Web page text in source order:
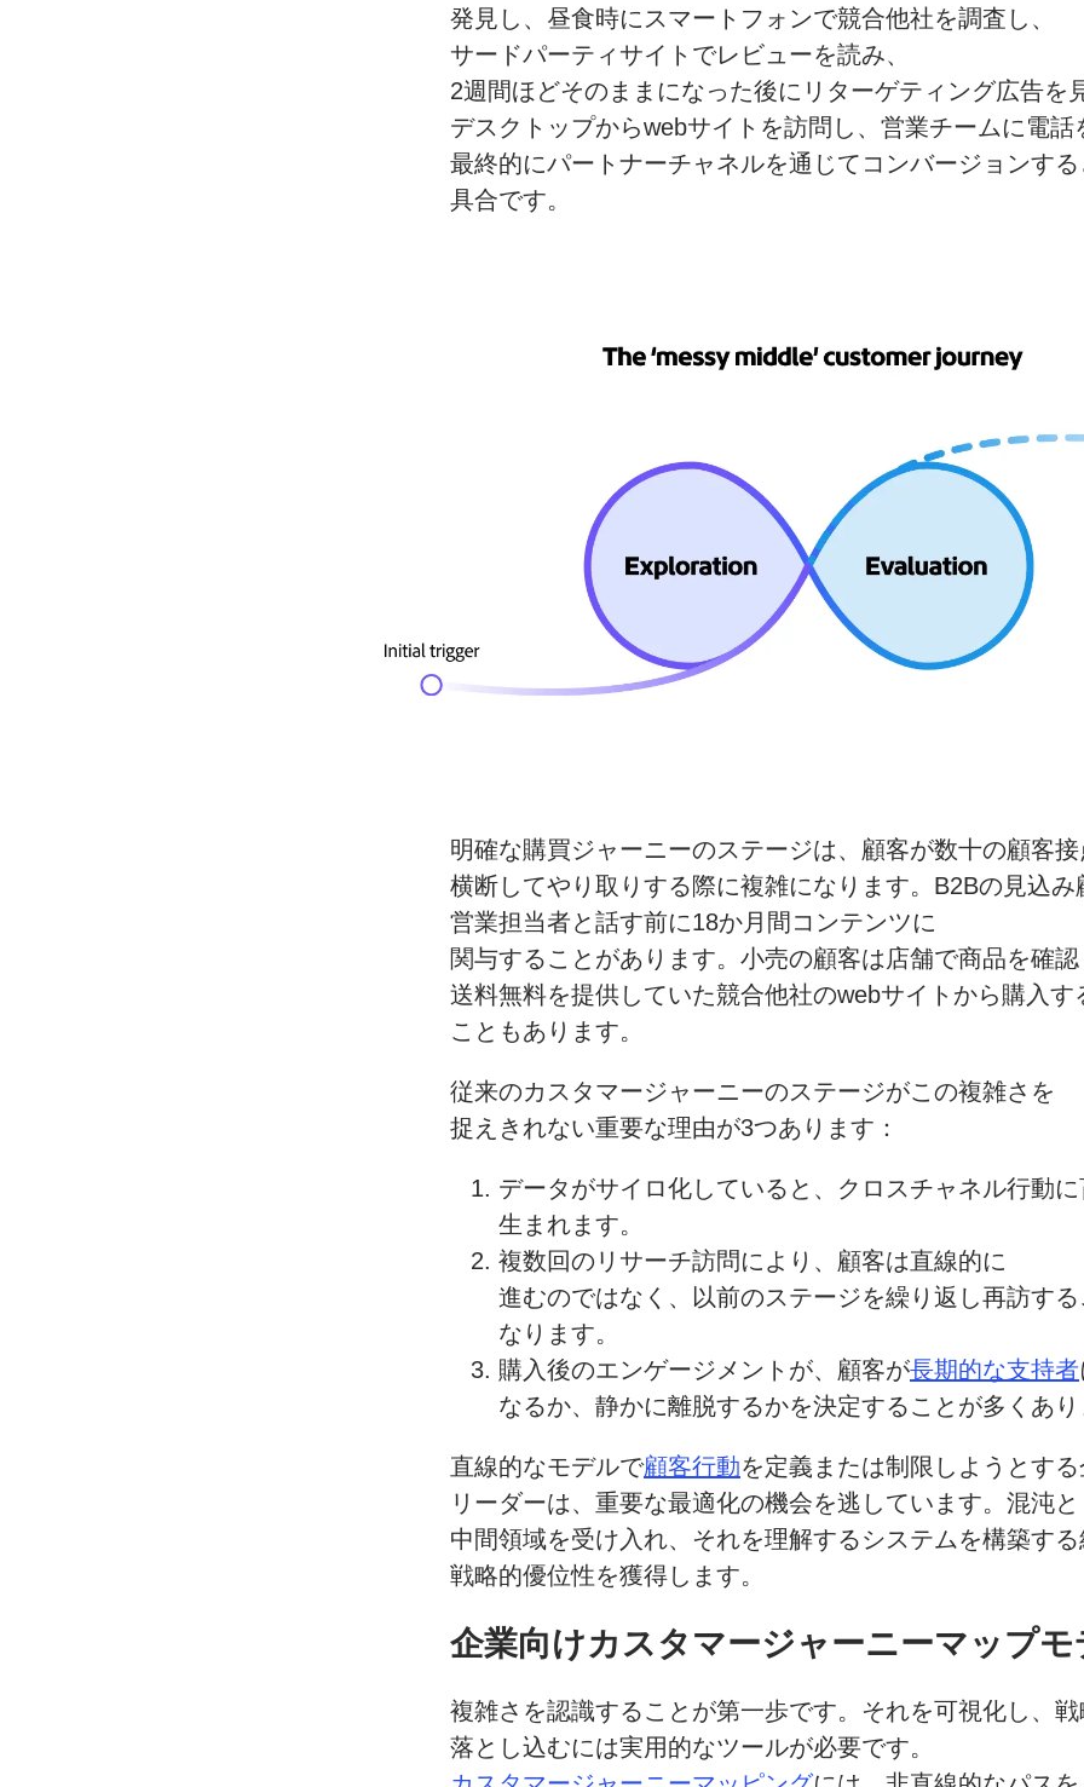
発見し、 昼食時に スマートフォンで競合他社を調査し、
サードパーティサイトでレビューを読み、
2週間ほどそのままになった後に リターゲティング広告を
デスクトップからwebサイトを訪問し、 営業チームに電話
最終的にパートナーチャネルを通じて コンバージョンす
具合です。
明確な購買ジャーニーのステージは、 顧客が数十の顧客
横断してやり取りする際に複雑になります。 B2Bの 見込
営業担当者と話す前に18か月間 コンテンツに
関与することがあります。 小売の顧客は店舗で商品を確
送料無料を提供していた競合他社のwebサイトから購入す
こともあります。
従来のカスタマージャーニーのステージがこの複雑さを
捉えきれない重要な理由が3つあります：
データがサイロ化していると、 クロスチャネル行動に
生まれます。
複数回の リサーチ訪問により、 顧客は直線的に
進むのではなく、 以前のステージを繰り返し再訪する
なります。
購入後のエンゲージメントが、 顧客が長期的な支持者
なるか、 静かに離脱するかを決定することが多くあ
直線的なモデルで顧客行動を定義または制限しようとする
リーダーは、 重要な最適化の機会を逃しています。 混沌
中間領域を受け入れ、 それを理解するシステムを構築する
戦略的優位性を獲得します。
企業向けカスタマージャーニーマップモ
複雑さを認識することが第一歩です。 それを可視化し、 戦
落とし込むには実用的なツールが必要です。